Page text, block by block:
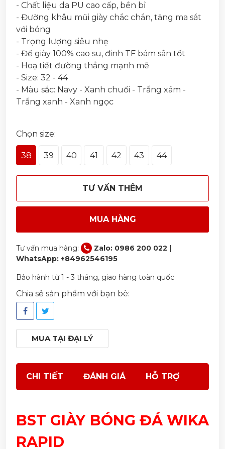
- Chất liệu da PU cao cấp, bền bỉ
- Đường khâu mũi giày chắc chắn, tăng ma sát
với bóng
- Trọng lượng siêu nhẹ
- Đế giày 100% cao su, đinh TF bám sân tốt
- Hoạ tiết đường thẳng mạnh mẽ
- Size: 32 - 44
- Màu sắc: Navy - Xanh chuối - Trắng xám -
Trắng xanh - Xanh ngọc
Chọn size:
38 39 40 41 42 43 44
TƯ VẤN THÊM
MUA HÀNG
Tư vấn mua hàng:
Zalo: 0986 200 022 |
WhatsApp: +84962546195
Bảo hành từ 1 - 3 tháng, giao hàng toàn quốc
Chia sẻ sản phẩm với bạn bè:
MUA TẠI ĐẠI LÝ
CHI TIẾT ĐÁNH GIÁ HỖ TRỢ
BST GIÀY BÓNG ĐÁ WIKA
RAPID